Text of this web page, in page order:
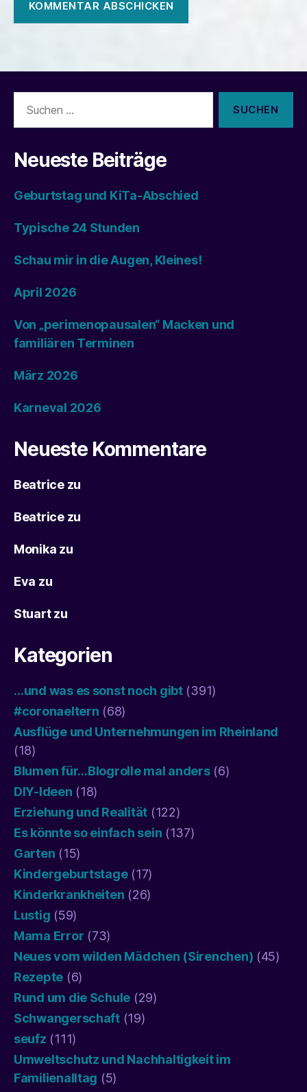
nach:
Neueste Beiträge
Geburtstag und KiTa-Abschied
Typische 24 Stunden
Schau mir in die Augen, Kleines!
April 2026
Von „perimenopausalen“ Macken und
familiären Terminen
März 2026
Karneval 2026
Neueste Kommentare
Beatricezu
Beatricezu
Monika zu
Eva zu
Stuartzu
Kategorien
…und was es sonst noch gibt(391)
#coronaeltern (68)
Ausflüge und Unternehmungen im Rheinland
(18)
Blumen für…Blogrolle mal anders(6)
DIY-Ideen (18)
Erziehung und Realität (122)
Es könnte so einfach sein (137)
Garten (15)
Kindergeburtstage(17)
Kinderkrankheiten (26)
Lustig (59)
Mama Error (73)
Neues vom wilden Mädchen (Sirenchen) (45)
Rezepte (6)
Rund um die Schule (29)
Schwangerschaft(19)
seufz (111)
Umweltschutz und Nachhaltigkeit im
Familienalltag (5)